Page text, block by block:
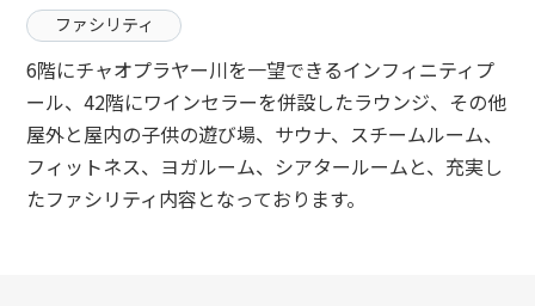
ファシリティ
6階にチャオプラヤー川を一望できるインフィニティプ
ール、42階にワインセラーを併設したラウンジ、その他
屋外と屋内の子供の遊び場、サウナ、スチームルーム、
フィットネス、ヨガルーム、シアタールームと、充実し
たファシリティ内容となっております。